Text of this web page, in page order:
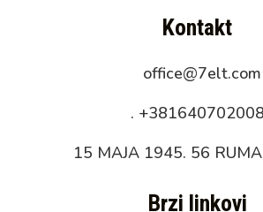
Kontakt
office@7elt.com
. +381640702008
15 MAJA 1945. 56
Brzi linkovi